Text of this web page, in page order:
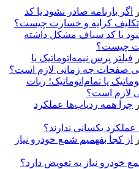
اگر بارنامه صادر نشود یا کد
کرایه و خسارت چیست؟
یا کد سباف مشکل داشته
چیست؟
فیلتر پرس نیمه‌اتوماتیک یا
صفحات چه زمانی لازم است؟
یا تمام‌اتوماتیک؛ ربات
لازم است؟
چرا همه ردیاب‌ها عملکرد
یکسانی ندارند؟
از کجا بفهمیم شمع خودرو نیاز
خودرو نیاز به تعویض دارد؟